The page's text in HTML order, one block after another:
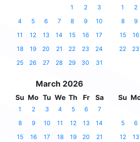
1 2
3
4
5 6 7 8 9
10
11
12 13 14 15 16
17
18
19 20 21 22 23
24
25
26 27 28 29 30 31
1 2
8
9
15
16
22
23
March 2026
Su Mo Tu We Th Fr Sa
1 2 3 4 5 6
7
8
9 10 11 12 13
14
15
16 17 18 19 20
21
Su
5
6
12
13